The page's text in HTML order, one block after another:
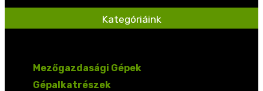
Kategóriáink
Mezőgazdasági Gépek
Gépalkatrészek